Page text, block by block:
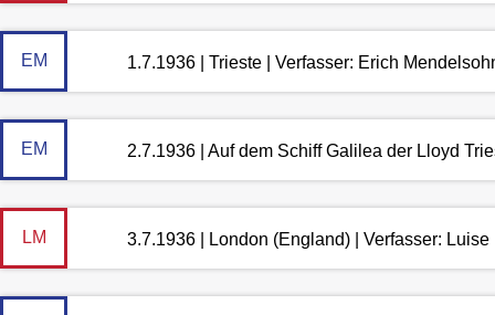
EM 1.7.1936 | Trieste | Verfasser: Erich
EM 2.7.1936 | Auf dem Schiff Galilea der Lloyd
LM 3.7.1936 | London (England) | Verfasser: